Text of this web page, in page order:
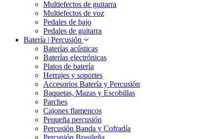
Multiefectos de guitarra
Multiefectos de voz
Pedales de bajo
Pedales de guitarra
Batería | Percusión
Baterías acústicas
Baterías electrónicas
Platos de batería
Herrajes y soportes
Accesorios Batería y Percusión
Baquetas, Mazas y Escobillas
Parches
Cajones flamencos
Pequeña percusión
Percusión Banda y Cofradía
Percusión Brasileña